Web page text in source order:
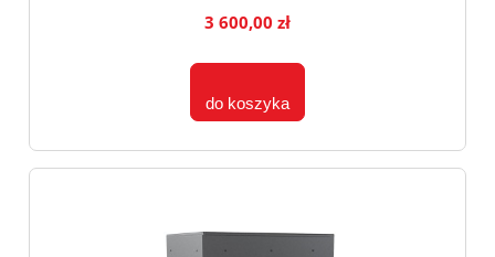
3 600,00 zł
do koszyka